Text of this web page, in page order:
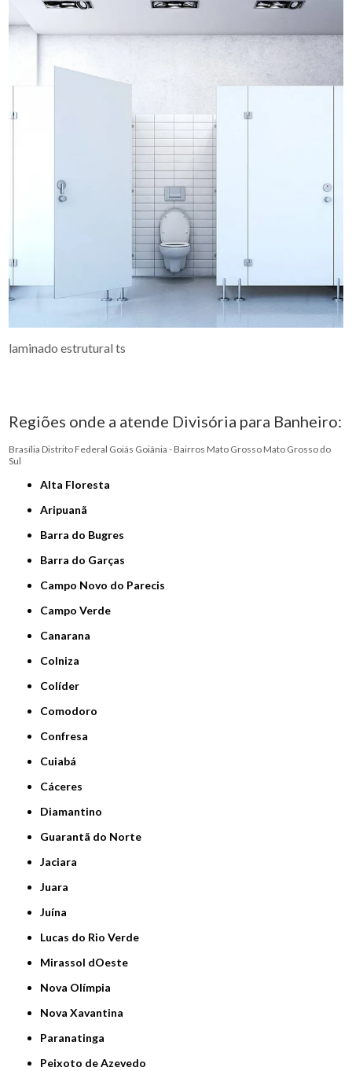
laminado estrutural ts
Regiões onde a atende Divisória para Banheiro:
Brasília Distrito Federal Goiás Goiânia - Bairros Mato Grosso Mato Grosso do
Sul
Alta Floresta
Aripuanã
Barra do Bugres
Barra do Garças
Campo Novo do Parecis
Campo Verde
Canarana
Colniza
Colíder
Comodoro
Confresa
Cuiabá
Cáceres
Diamantino
Guarantã do Norte
Jaciara
Juara
Juína
Lucas do Rio Verde
Mirassol dOeste
Nova Olímpia
Nova Xavantina
Paranatinga
Peixoto de Azevedo